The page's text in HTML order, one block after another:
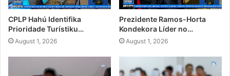
CPLP Hahú Identifika
Prioridade Turístiku…
August 1, 2026
Prezidente Ramos-Horta
Kondekora Líder no…
August 1, 2026